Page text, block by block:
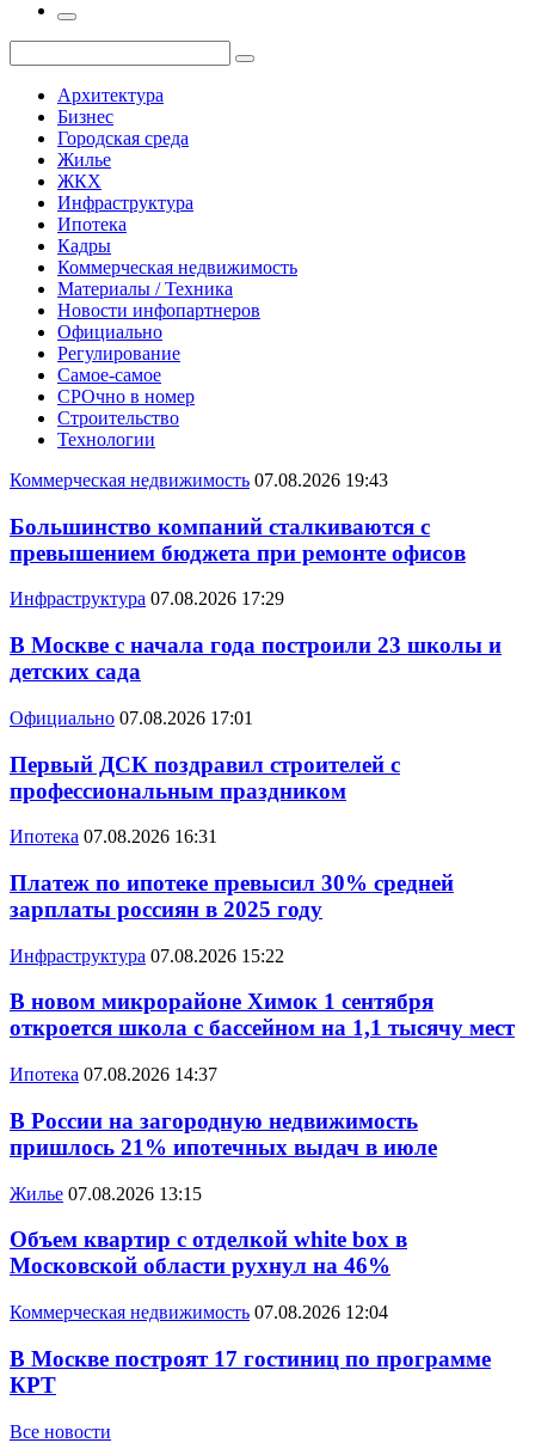
Архитектура
Бизнес
Городская среда
Жилье
ЖКХ
Инфраструктура
Ипотека
Кадры
Коммерческая недвижимость
Материалы / Техника
Новости инфопартнеров
Официально
Регулирование
Самое-самое
СРОчно в номер
Строительство
Технологии
Коммерческая недвижимость 07.08.2026 19:43
Большинство компаний сталкиваются с
превышением бюджета при ремонте офисов
Инфраструктура 07.08.2026 17:29
В Москве с начала года построили 23 школы и
детских сада
Официально 07.08.2026 17:01
Первый ДСК поздравил строителей с
профессиональным праздником
Ипотека 07.08.2026 16:31
Платеж по ипотеке превысил 30% средней
зарплаты россиян в 2025 году
Инфраструктура 07.08.2026 15:22
В новом микрорайоне Химок 1 сентября
откроется школа с бассейном на 1,1 тысячу мест
Ипотека 07.08.2026 14:37
В России на загородную недвижимость
пришлось 21% ипотечных выдач в июле
Жилье 07.08.2026 13:15
Объем квартир с отделкой white box в
Московской области рухнул на 46%
Коммерческая недвижимость 07.08.2026 12:04
В Москве построят 17 гостиниц по программе
КРТ
Все новости